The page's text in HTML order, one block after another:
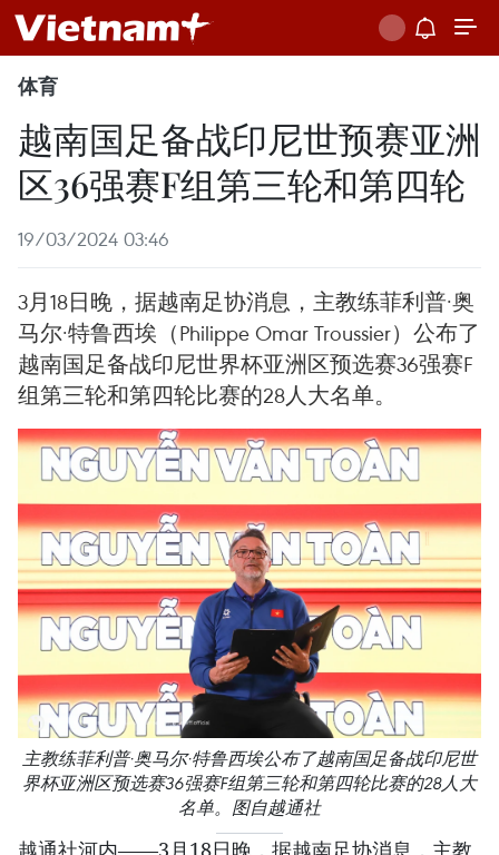
体育
越南国足备战印尼世预赛亚洲
区36强赛F组第三轮和第四轮
19/03/2024 03:46
3月18日晚，据越南足协消息，主教练菲利普·奥
马尔·特鲁西埃（Philippe Omar Troussier）公布了
越南国足备战印尼世界杯亚洲区预选赛36强赛F
组第三轮和第四轮比赛的28人大名单。
主教练菲利普·奥马尔·特鲁西埃公布了越南国足备战印尼世
界杯亚洲区预选赛36强赛F组第三轮和第四轮比赛的28人大
名单。图自越通社